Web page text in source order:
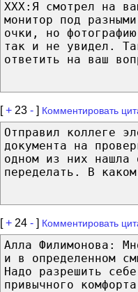
XXX:Я смотрел на
монитор под
очки, но
так и не увидел.
ответить на ваш
[+ 23 - ] Комментировать
Отправил коллеге
документа на
одном из них нашла
переделать. В
[+ 24 - ] Комментировать
Алла Филимонова:
и в определенном
Надо разрешить
привычного